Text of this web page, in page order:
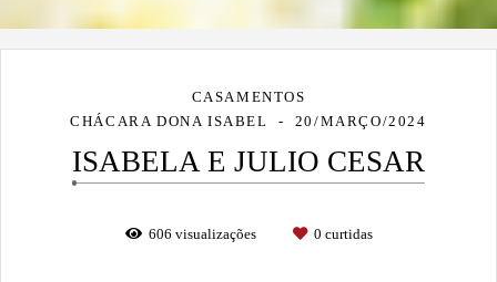
CASAMENTOS
CHÁCARA DONA ISABEL
20/MARÇO/2024
ISABELA E JULIO CESAR
606 visualizações 0 curtidas